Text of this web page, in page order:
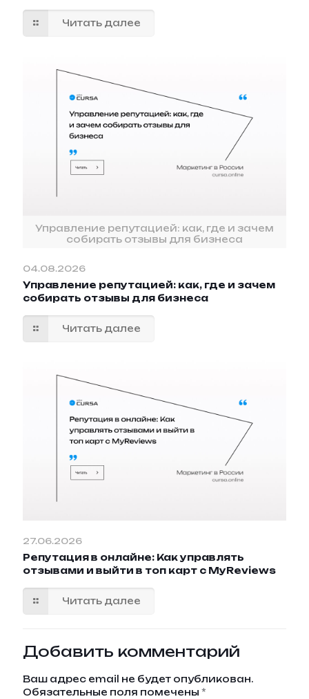
Читать далее
Управление репутацией: как, где и зачем
собирать отзывы для бизнеса
04.08.2026
Управление репутацией: как, где и зачем
собирать отзывы для бизнеса
Читать далее
27.06.2026
Репутация в онлайне: Как управлять
отзывами и выйти в топ карт с MyReviews
Читать далее
Добавить комментарий
Ваш адрес email не будет опубликован.
Обязательные поля помечены *